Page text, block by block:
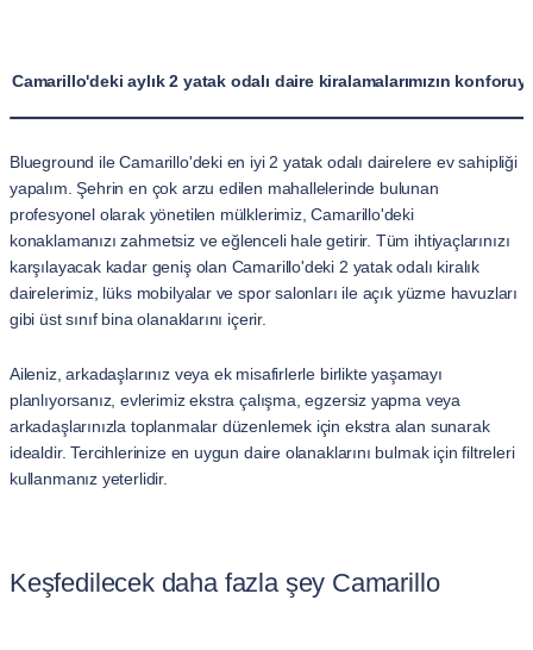
Camarillo'deki aylık 2 yatak odalı daire kiralamalarımızın
Blueground ile Camarillo'deki en iyi 2 yatak odalı dairelere ev sahipliği
yapalım. Şehrin en çok arzu edilen mahallelerinde bulunan
profesyonel olarak yönetilen mülklerimiz, Camarillo'deki
konaklamanızı zahmetsiz ve eğlenceli hale getirir. Tüm ihtiyaçlarınızı
karşılayacak kadar geniş olan Camarillo'deki 2 yatak odalı kiralık
dairelerimiz, lüks mobilyalar ve spor salonları ile açık yüzme havuzları
gibi üst sınıf bina olanaklarını içerir.
Aileniz, arkadaşlarınız veya ek misafirlerle birlikte yaşamayı
planlıyorsanız, evlerimiz ekstra çalışma, egzersiz yapma veya
arkadaşlarınızla toplanmalar düzenlemek için ekstra alan sunarak
idealdir. Tercihlerinize en uygun daire olanaklarını bulmak için filtreleri
kullanmanız yeterlidir.
Keşfedilecek daha fazla şey Camarillo